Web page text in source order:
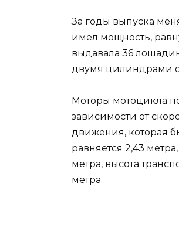
За годы выпуска
имел мощность,
выдавала 36
двумя цилиндрами
Моторы мотоцикла
зависимости от
движения, которая
равняется 2,43
метра, высота
метра.